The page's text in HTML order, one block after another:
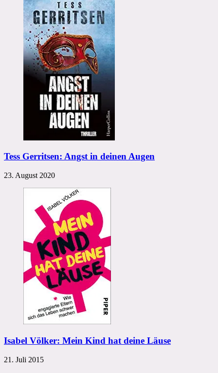
Tess Gerritsen: Angst in deinen Augen
23. August 2020
Isabel Völker: Mein Kind hat deine Läuse
21. Juli 2015